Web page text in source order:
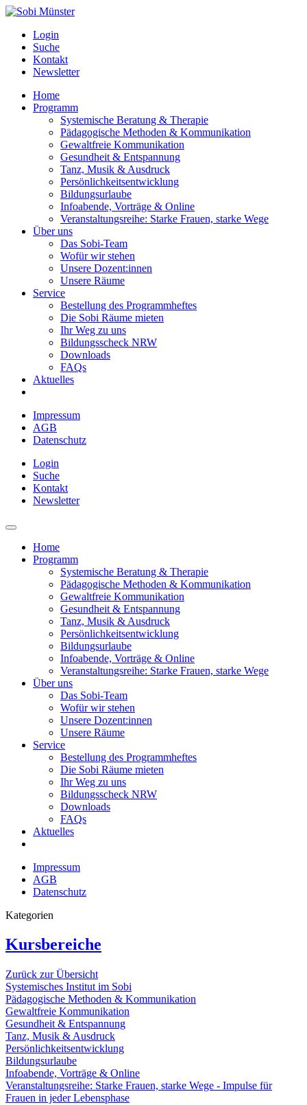
Login
Suche
Kontakt
Newsletter
Home
Programm
Systemische Beratung & Therapie
Pädagogische Methoden & Kommunikation
Gewaltfreie Kommunikation
Gesundheit & Entspannung
Tanz, Musik & Ausdruck
Persönlichkeitsentwicklung
Bildungsurlaube
Infoabende, Vorträge & Online
Veranstaltungsreihe: Starke Frauen, starke Wege
Über uns
Das Sobi-Team
Wofür wir stehen
Unsere Dozent:innen
Unsere Räume
Service
Bestellung des Programmheftes
Die Sobi Räume mieten
Ihr Weg zu uns
Bildungsscheck NRW
Downloads
FAQs
Aktuelles
Impressum
AGB
Datenschutz
Login
Suche
Kontakt
Newsletter
Home
Programm
Systemische Beratung & Therapie
Pädagogische Methoden & Kommunikation
Gewaltfreie Kommunikation
Gesundheit & Entspannung
Tanz, Musik & Ausdruck
Persönlichkeitsentwicklung
Bildungsurlaube
Infoabende, Vorträge & Online
Veranstaltungsreihe: Starke Frauen, starke Wege
Über uns
Das Sobi-Team
Wofür wir stehen
Unsere Dozent:innen
Unsere Räume
Service
Bestellung des Programmheftes
Die Sobi Räume mieten
Ihr Weg zu uns
Bildungsscheck NRW
Downloads
FAQs
Aktuelles
Impressum
AGB
Datenschutz
Kategorien
Kursbereiche
Zurück zur Übersicht
Systemisches Institut im Sobi
Pädagogische Methoden & Kommunikation
Gewaltfreie Kommunikation
Gesundheit & Entspannung
Tanz, Musik & Ausdruck
Persönlichkeitsentwicklung
Bildungsurlaube
Infoabende, Vorträge & Online
Veranstaltungsreihe: Starke Frauen, starke Wege - Impulse für
Frauen in jeder Lebensphase